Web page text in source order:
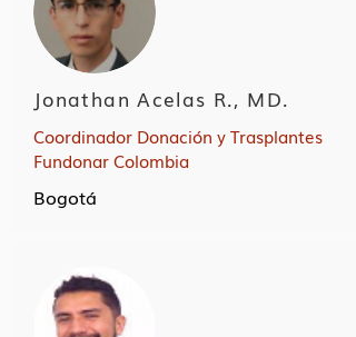
Jonathan Acelas R., MD.
Coordinador Donación y Trasplantes
Fundonar Colombia
Bogotá